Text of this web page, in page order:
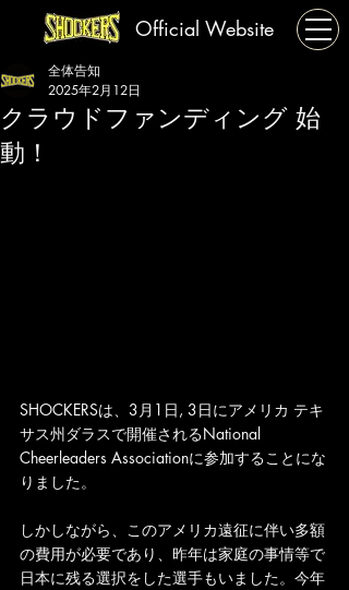
Official Website
クラウドファンディング 始
動！
全体告知
2025年2月12日
SHOCKERSは、3月1日, 3日にアメリカ テキ
サス州ダラスで開催されるNational
Cheerleaders Associationに参加することにな
りました。
しかしながら、このアメリカ遠征に伴い多額
の費用が必要であり、昨年は家庭の事情等で
日本に残る選択をした選手もいました。今年